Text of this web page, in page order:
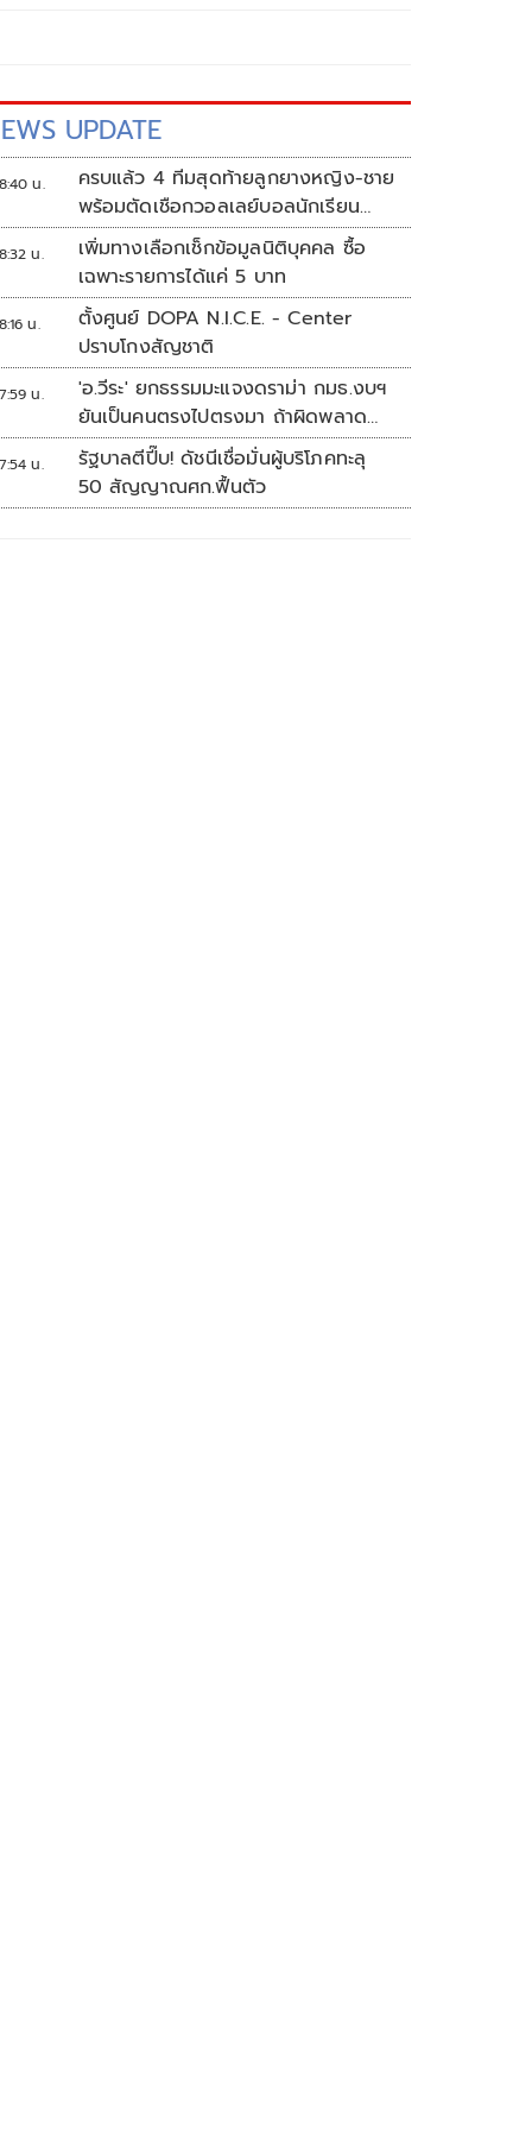
UPDATE
น.
ครบแล้ว 4 ทีมสุดท้ายลูกยางหญิง-ชาย
พร้อมตัดเชือกวอลเลย์บอลนักเรียน
แชมป์กีฬา '7HD 2026'
น.
เพิ่มทางเลือกเช็กข้อมูลนิติบุคคล ซื้อ
เฉพาะรายการได้แค่ 5 บาท
น.
ตั้งศูนย์ DOPA N.I.C.E. - Center
ปราบโกงสัญชาติ
น.
'อ.วีระ' ยกธรรมมะแจงดราม่า กมธ.งบฯ
ยันเป็นคนตรงไปตรงมา ถ้าผิดพลาด
พร้อมขอโทษ
น.
รัฐบาลตีปี๊บ! ดัชนีเชื่อมั่นผู้บริโภคทะลุ
50 สัญญาณศก.ฟื้นตัว